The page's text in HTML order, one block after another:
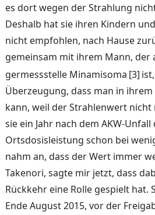
es dort wegen der Strahlung
Deshalb hat sie ihren Kindern
nicht empfohlen, nach Hause
gemeinsam mit ihrem Mann,
germessstelle Minamisoma [3] ist,
Überzeu­gung, dass man in
kann, weil der Strahlenwert nicht
sie ein Jahr nach dem AKW-
Ortsdosisleistung schon bei
nahm an, dass der Wert immer
Takenori, sagte mir jetzt, dass
Rückkehr eine Rolle gespielt hat.
Ende August 2015, vor der